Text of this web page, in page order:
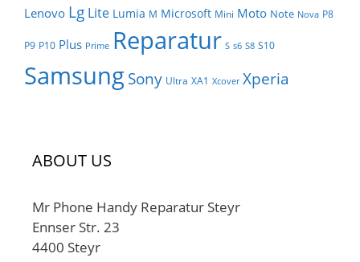
Lenovo Lg Lite Lumia M Microsoft Mini Moto Note Nova P8
P9 P10 Plus Prime Reparatur S s6 S8 S10
Samsung Sony Ultra XA1 Xcover Xperia
ABOUT US
Mr Phone Handy Reparatur Steyr
Ennser Str. 23
4400 Steyr